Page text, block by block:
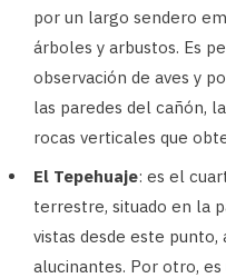
por un largo sendero
árboles y arbustos. Es
observación de aves y
las paredes del cañón,
rocas verticales que
El Tepehuaje: es el
terrestre, situado en la
vistas desde este
alucinantes. Por otro,